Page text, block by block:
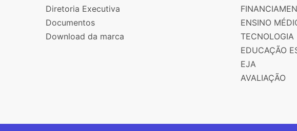
Diretoria Executiva
Documentos
Download da marca
ENSINO
TECNOLOGIA
EDUCAÇÃO
EJA
AVALIAÇÃO